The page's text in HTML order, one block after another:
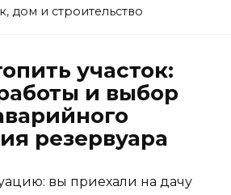
дом и строительство
участок:
и выбор
резервуара
вы приехали на дачу